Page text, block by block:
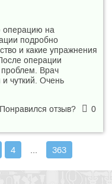
операцию на
подробно
и какие упражнения
операции
проблем. Врач
чуткий. Очень
Понравился отзыв?
0
4 363